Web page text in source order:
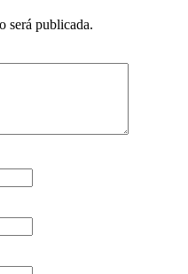
será publicada.